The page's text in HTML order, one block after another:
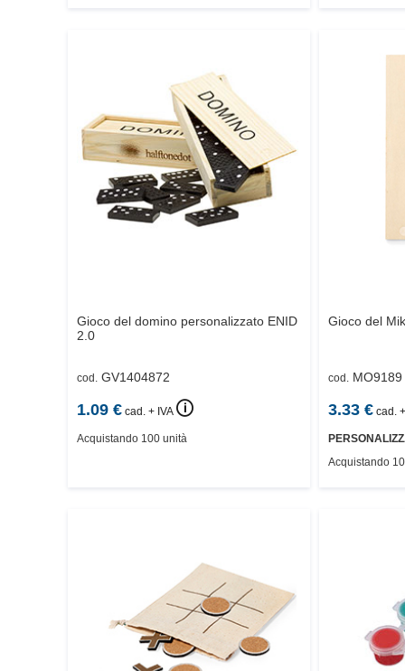
Gioco del domino personalizzato ENID
2.0
cod. GV1404872
1.09 € cad. + IVA 🛈
Acquistando 100 unità
Gioco del
cod. MO9189
3.33€ cad.
Acquistando